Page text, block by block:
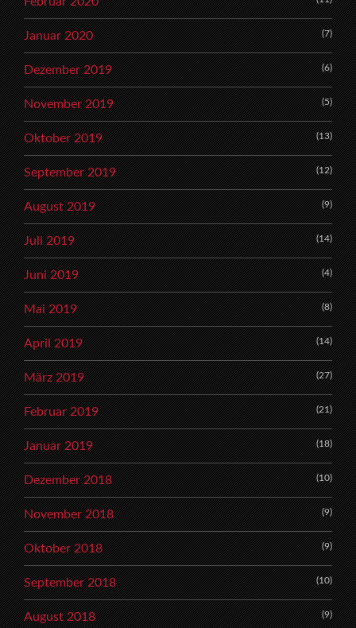
Januar 2020 (7)
Dezember 2019 (6)
November 2019 (5)
Oktober 2019 (13)
September 2019 (12)
August 2019 (9)
Juli 2019 (14)
Juni 2019 (4)
Mai 2019 (8)
April 2019 (14)
März 2019 (27)
Februar 2019 (21)
Januar 2019 (18)
Dezember 2018 (10)
November 2018 (9)
Oktober 2018 (9)
September 2018 (10)
August 2018 (9)